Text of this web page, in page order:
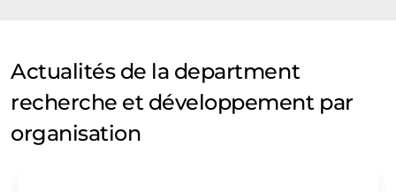
Actualités de la department
recherche et développement par
organisation